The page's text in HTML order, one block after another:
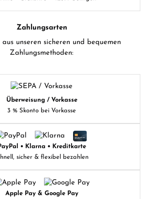
Zahlungsarten
aus unseren sicheren und bequemen
Zahlungsmethoden:
Überweisung / Vorkasse
3 % Skonto bei Vorkasse
• Klarna • Kreditkarte
sicher & flexibel bezahlen
Apple Pay & Google Pay